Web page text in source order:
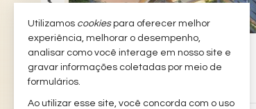
SÃO PAULO - BROOKLIN NOVO
Apartamento no Edifício Isa Brooklin
4
Utilizamos cookiespara oferecer melhor
experiência, melhorar o desempenho,
analisar como você interage em nosso site e
gravar informações coletadas por meio de
formulários.
Ao utilizar esse site, você concorda com o uso